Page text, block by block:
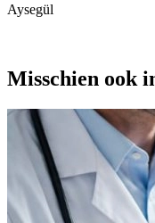
Aysegül
Misschien ook